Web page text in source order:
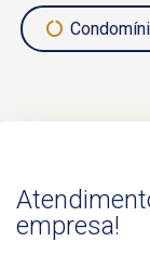
empresa!